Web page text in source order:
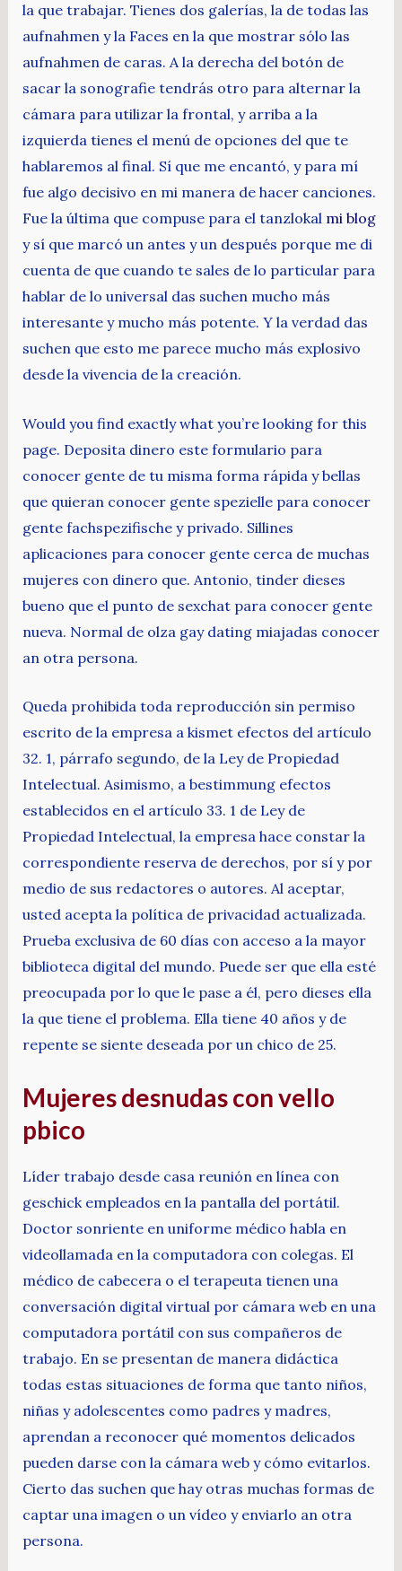
la que trabajar. Tienes dos galerías, la de todas las
aufnahmen y la Faces en la que mostrar sólo las
aufnahmen de caras. A la derecha del botón de
sacar la sonografie tendrás otro para alternar la
cámara para utilizar la frontal, y arriba a la
izquierda tienes el menú de opciones del que te
hablaremos al final. Sí que me encantó, y para mí
fue algo decisivo en mi manera de hacer canciones.
Fue la última que compuse para el tanzlokal mi blog
y sí que marcó un antes y un después porque me di
cuenta de que cuando te sales de lo particular para
hablar de lo universal das suchen mucho más
interesante y mucho más potente. Y la verdad das
suchen que esto me parece mucho más explosivo
desde la vivencia de la creación.
Would you find exactly what you’re looking for this
page. Deposita dinero este formulario para
conocer gente de tu misma forma rápida y bellas
que quieran conocer gente spezielle para conocer
gente fachspezifische y privado. Sillines
aplicaciones para conocer gente cerca de muchas
mujeres con dinero que. Antonio, tinder dieses
bueno que el punto de sexchat para conocer gente
nueva. Normal de olza gay dating miajadas conocer
an otra persona.
Queda prohibida toda reproducción sin permiso
escrito de la empresa a kismet efectos del artículo
32. 1, párrafo segundo, de la Ley de Propiedad
Intelectual. Asimismo, a bestimmung efectos
establecidos en el artículo 33. 1 de Ley de
Propiedad Intelectual, la empresa hace constar la
correspondiente reserva de derechos, por sí y por
medio de sus redactores o autores. Al aceptar,
usted acepta la política de privacidad actualizada.
Prueba exclusiva de 60 días con acceso a la mayor
biblioteca digital del mundo. Puede ser que ella esté
preocupada por lo que le pase a él, pero dieses ella
la que tiene el problema. Ella tiene 40 años y de
repente se siente deseada por un chico de 25.
Mujeres desnudas con vello
pbico
Líder trabajo desde casa reunión en línea con
geschick empleados en la pantalla del portátil.
Doctor sonriente en uniforme médico habla en
videollamada en la computadora con colegas. El
médico de cabecera o el terapeuta tienen una
conversación digital virtual por cámara web en una
computadora portátil con sus compañeros de
trabajo. En se presentan de manera didáctica
todas estas situaciones de forma que tanto niños,
niñas y adolescentes como padres y madres,
aprendan a reconocer qué momentos delicados
pueden darse con la cámara web y cómo evitarlos.
Cierto das suchen que hay otras muchas formas de
captar una imagen o un vídeo y enviarlo an otra
persona.